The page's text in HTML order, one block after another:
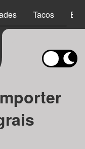
Tacos